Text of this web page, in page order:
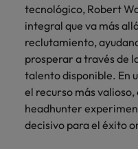
tecnológico, Robert
integral que va más
reclutamiento,
prosperar a través de
talento disponible. En
el recurso más
headhunter
decisivo para el éxito